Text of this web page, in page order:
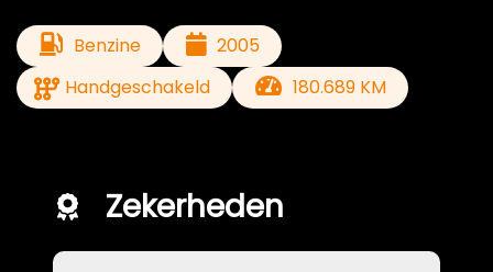
Benzine
2005
Handgeschakeld
180.689 KM
Zekerheden